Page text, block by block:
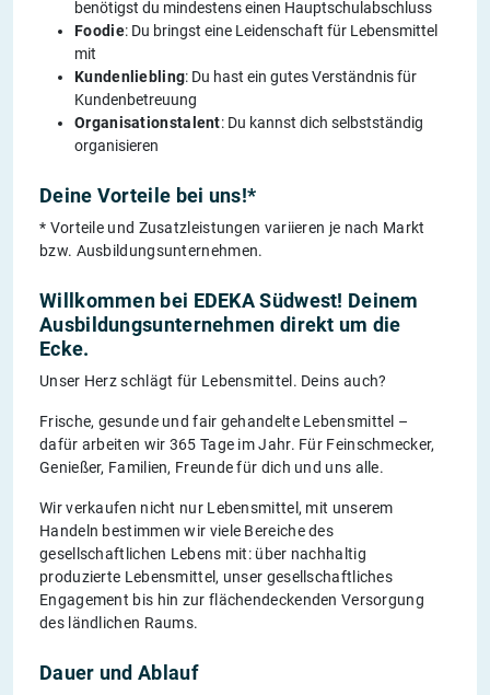
benötigst du mindestens einen Hauptschulabschluss
Foodie: Du bringst eine Leidenschaft für Lebensmittel
mit
Kundenliebling: Du hast ein gutes Verständnis für
Kundenbetreuung
Organisationstalent: Du kannst dich selbstständig
organisieren
Deine Vorteile bei uns!*
* Vorteile und Zusatzleistungen variieren je nach Markt
bzw. Ausbildungsunternehmen.
Willkommen bei EDEKA Südwest! Deinem
Ausbildungsunternehmen direkt um die
Ecke.
Unser Herz schlägt für Lebensmittel. Deins auch?
Frische, gesunde und fair gehandelte Lebensmittel –
dafür arbeiten wir 365 Tage im Jahr. Für Feinschmecker,
Genießer, Familien, Freunde für dich und uns alle.
Wir verkaufen nicht nur Lebensmittel, mit unserem
Handeln bestimmen wir viele Bereiche des
gesellschaftlichen Lebens mit: über nachhaltig
produzierte Lebensmittel, unser gesellschaftliches
Engagement bis hin zur flächendeckenden Versorgung
des ländlichen Raums.
Dauer und Ablauf